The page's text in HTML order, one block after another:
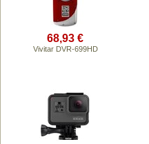
68,93 €
Vivitar DVR-699HD